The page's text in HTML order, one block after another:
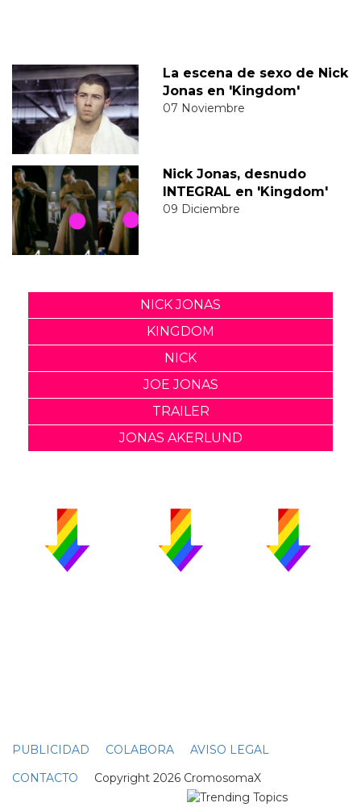
La escena de sexo de Nick
Jonas en 'Kingdom'
07 Noviembre
Nick Jonas, desnudo
INTEGRAL en 'Kingdom'
09 Diciembre
NICK JONAS
KINGDOM
NICK
JOE JONAS
TRAILER
JONAS AKERLUND
PUBLICIDAD COLABORA
AVISO LEGAL
CONTACTO Copyright 2026 CromosomaX